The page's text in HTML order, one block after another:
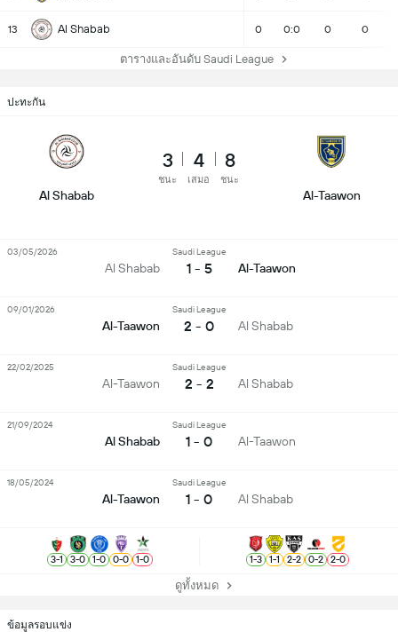
13 Al Shabab 0 0:0 0 0
ตารางและอันดับ Saudi League
ข้อมููลรอบแข่ง
ปะทะกัน
Al Shabab
3
ชนะ
4
เสมอ
8
ชนะ
Al-Taawon
Al Shabab
Saudi League
1 - 5 Al-Taawon
03/05/2026
Al-Taawon
Saudi League
2 - 0 Al Shabab
09/01/2026
Al-Taawon
Saudi League
2 - 2 Al Shabab
22/02/2025
Al Shabab
Saudi League
1 - 0 Al-Taawon
21/09/2024
Al-Taawon
Saudi League
1 - 0 Al Shabab
18/05/2024
3-1 3-0 1-0 0-0 1-0 1-3 1-1 2-2 0-2 2-0
ดูทั้งหมด